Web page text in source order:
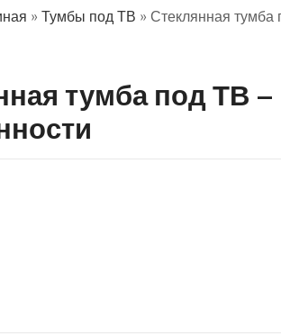
» Тумбы под ТВ » Стеклянная тумба
тумба под ТВ